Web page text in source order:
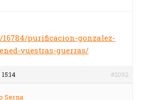
purificacion-gonzalez-
vuestras-guerras/
#2092
Serna